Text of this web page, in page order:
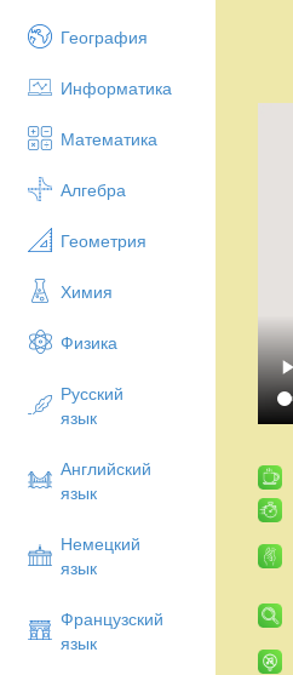
География
Информатика
Математика
Алгебра
Геометрия
Химия
Физика
Русский
язык
Английский
язык
Немецкий
язык
Французский
язык